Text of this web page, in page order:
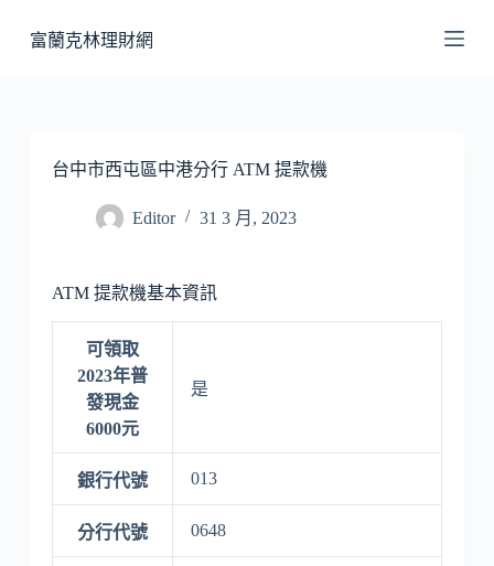
至
富蘭克林理財網
台中市西屯區中港分行 ATM 提款機
Editor 31 3 月, 2023
ATM 提款機基本資訊
可領取
2023年普
發現金
6000元
是
銀行代號 013
分行代號 0648